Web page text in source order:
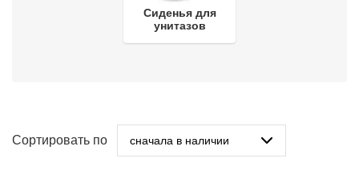
Сиденья для
унитазов
Сортировать по